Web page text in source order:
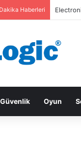
Haberleri
Güvenlik Oyun